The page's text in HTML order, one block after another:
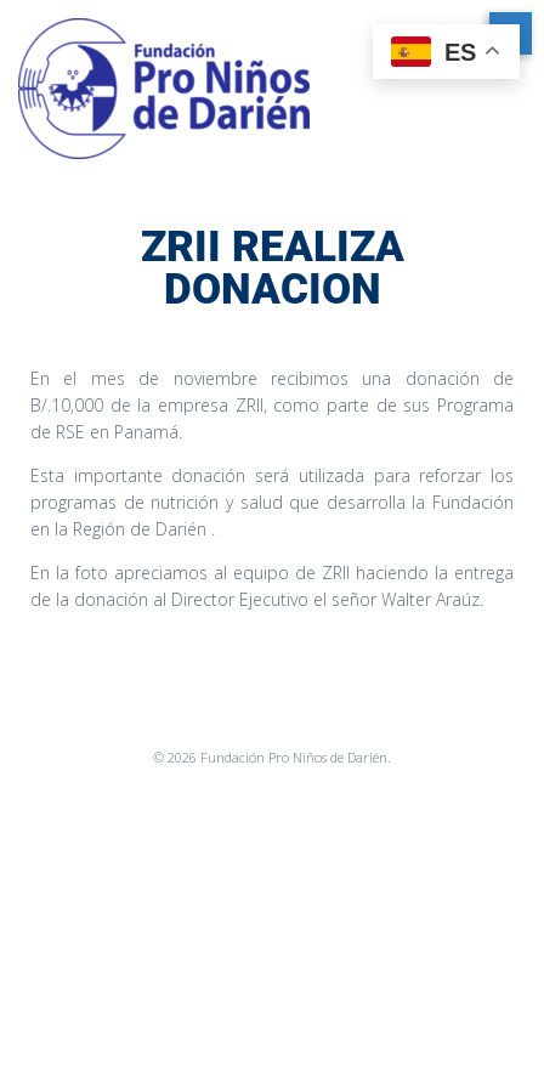
ZRII REALIZA
DONACION
En el mes de noviembre recibimos una donación de
B/.10,000 de la empresa ZRII, como parte de sus Programa
de RSE en Panamá.
Esta importante donación será utilizada para reforzar los
programas de nutrición y salud que desarrolla la Fundación
en la Región de Darién .
En la foto apreciamos al equipo de ZRII haciendo la entrega
de la donación al Director Ejecutivo el señor Walter Araúz.
© 2026 Fundación Pro Niños de Darién.
ES